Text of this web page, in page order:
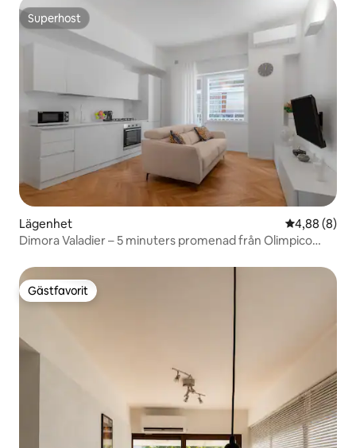
Superhost
Superhost
Lägenhet 4,88 av 5 i
4,88 (8)
Dimora Valadier – 5 minuters promenad från Olimpico
Gästfavorit
Gästfavorit